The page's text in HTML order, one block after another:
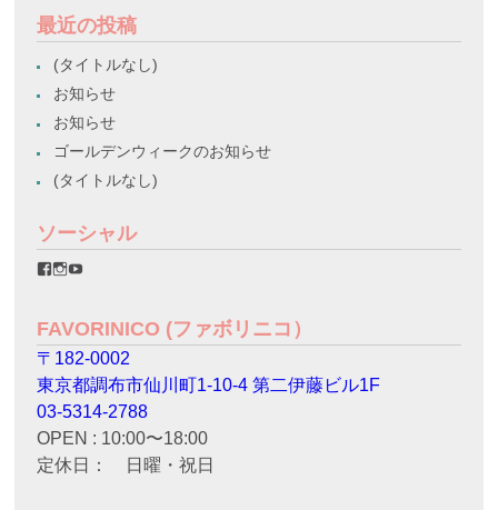
最近の投稿
(タイトルなし)
お知らせ
お知らせ
ゴールデンウィークのお知らせ
(タイトルなし)
ソーシャル
favorinico.jp
プ
ロ
フ
ィ
ー
ル
Facebook
で
表
favorinico.jp
プ
ロ
フ
ィ
ー
ル
Instagram
で
表
プ
ロ
フ
ィ
ー
ル
YouTube
で
表
FAVORINICO (ファボリニコ）
〒182-0002
東京都調布市仙川町1-10-4 第二伊藤ビル1F
03-5314-2788
OPEN : 10:00〜18:00
定休日： 日曜・祝日